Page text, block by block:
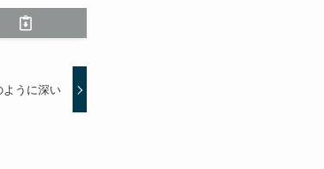
ように深い